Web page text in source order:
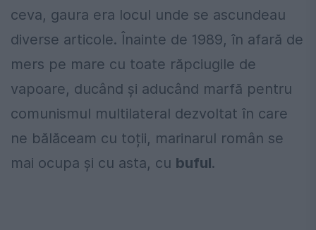
ceva, gaura era locul unde se ascundeau
diverse articole. Înainte de 1989, în afară de
mers pe mare cu toate răpciugile de
vapoare, ducând și aducând marfă pentru
comunismul multilateral dezvoltat în care
ne bălăceam cu toții, marinarul român se
mai ocupa și cu asta, cu buful.